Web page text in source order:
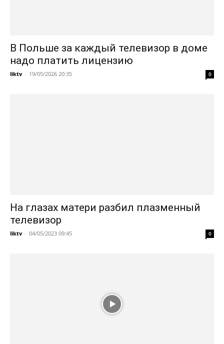
В Польше за каждый телевизор в доме
надо платить лицензию
liktv - 19/05/2026 20:35 0
На глазах матери разбил плазменный
телевизор
liktv - 04/05/2023 09:45 0